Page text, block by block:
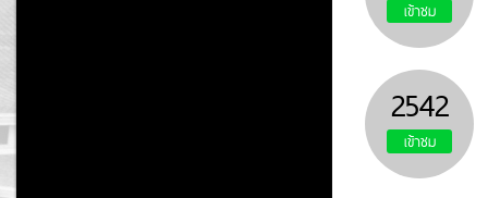
เข้าชม
2542
เข้าชม